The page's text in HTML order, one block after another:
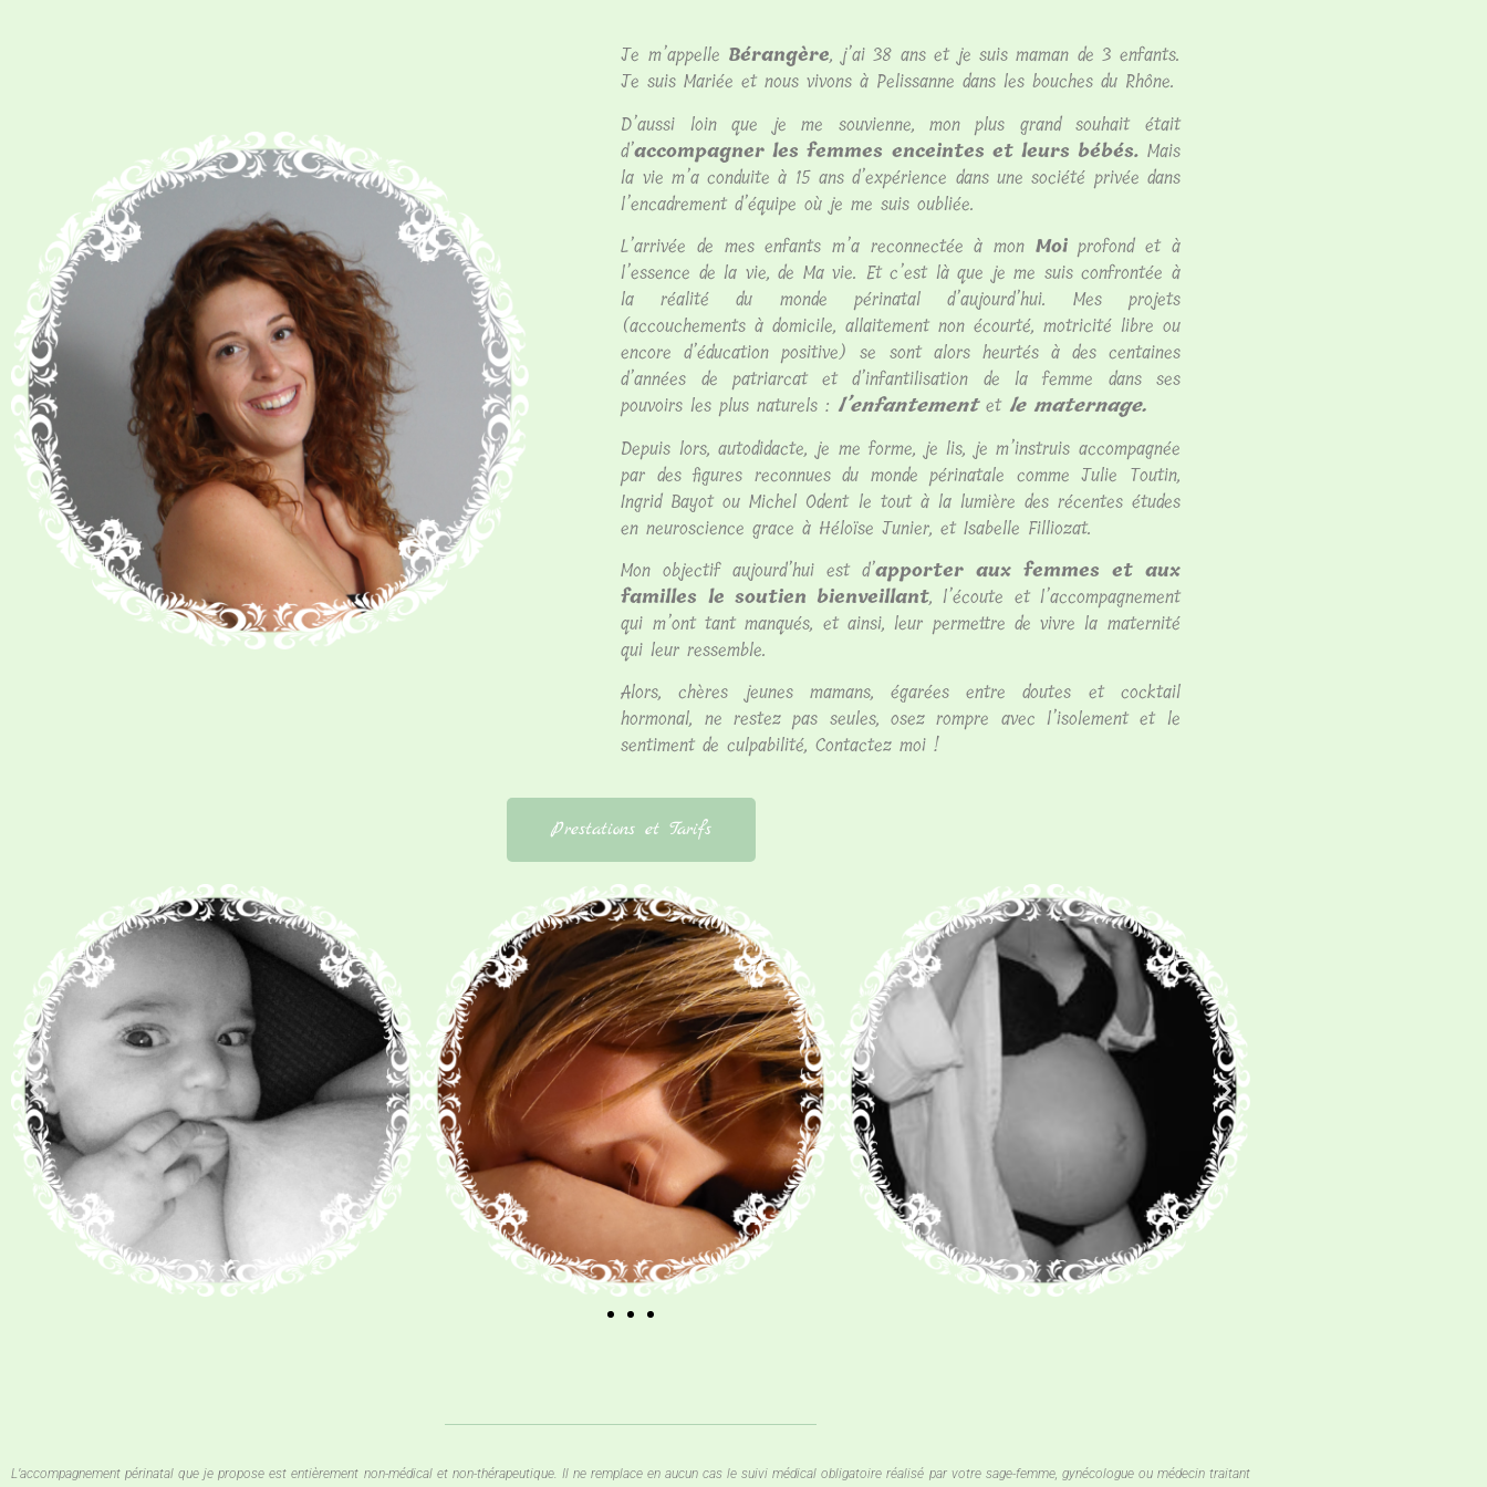
Je m’appelle Bérangère, j’ai 38 ans et je suis maman de 3 enfants.
Je suis Mariée et nous vivons à Pelissanne dans les bouches du Rhône.
D’aussi loin que je me souvienne, mon plus grand souhait était
d’accompagner les femmes enceintes et leurs bébés. Mais
la vie m’a conduite à 15 ans d’expérience dans une société privée dans
l’encadrement d’équipe où je me suis oubliée.
L’arrivée de mes enfants m’a reconnectée à mon Moiprofond et à
l’essence de la vie, de Ma vie. Et c’est là que je me suis confrontée à
la réalité du monde périnatal d’aujourd’hui. Mes projets
(accouchements à domicile, allaitement non écourté, motricité libre ou
encore d’éducation positive) se sont alors heurtés à des centaines
d’années de patriarcat et d’infantilisation de la femme dans ses
pouvoirs les plus naturels : l’enfantementet le maternage.
Depuis lors, autodidacte, je me forme, je lis, je m’instruis accompagnée
par des figures reconnues du monde périnatale comme Julie Toutin,
Ingrid Bayot ou Michel Odent le tout à la lumière des récentes études
en neuroscience grace à Héloïse Junier, et Isabelle Filliozat.
Mon objectif aujourd’hui est d’apporter aux femmes et aux
familles le soutien bienveillant, l’écoute et l’accompagnement
qui m’ont tant manqués, et ainsi, leur permettre de vivre la maternité
qui leur ressemble.
Alors, chères jeunes mamans, égarées entre doutes et cocktail
hormonal, ne restez pas seules, osez rompre avec l’isolement et le
sentiment de culpabilité, Contactez moi !
Prestations et Tarifs
L’accompagnement périnatal que je propose est entièrement non-médical et non-thérapeutique. Il ne remplace en aucun cas le suivi médical obligatoire réalisé par votre sage-femme, gynécologue ou médecin traitant